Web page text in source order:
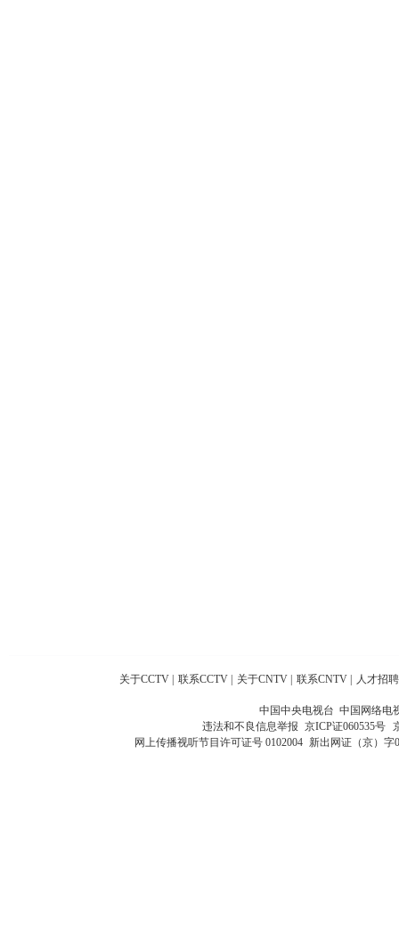
关于CCTV 联系CCTV 关于CNTV 联系CNTV 人才招聘
中国中央电视台 中国网络电
违法和不良信息举报 京ICP证060535号
网上传播视听节目许可证号 0102004 新出网证（京）